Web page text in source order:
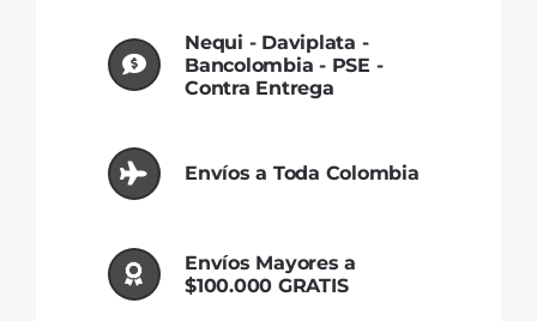
Nequi - Daviplata -
Bancolombia - PSE -
Contra Entrega
Envíos a Toda Colombia
Envíos Mayores a
$100.000 GRATIS